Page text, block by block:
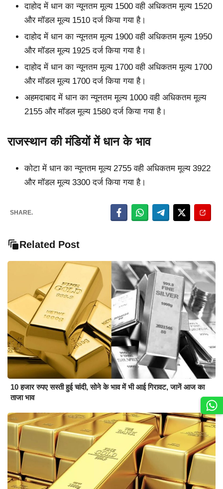
दाहोद में धान का न्यूनतम मूल्य 1500 वही अधिकतम मूल्य 1520
और मॉडल मूल्य 1510 दर्ज किया गया है।
दाहोद में धान का न्यूनतम मूल्य 1900 वही अधिकतम मूल्य 1950
और मॉडल मूल्य 1925 दर्ज किया गया है।
दाहोद में धान का न्यूनतम मूल्य 1700 वही अधिकतम मूल्य 1700
और मॉडल मूल्य 1700 दर्ज किया गया है।
अहमदाबाद में धान का न्यूनतम मूल्य 1000 वही अधिकतम मूल्य
2155 और मॉडल मूल्य 1580 दर्ज किया गया है।
राजस्थान की मंडियों में धान के भाव
कोटा में धान का न्यूनतम मूल्य 2755 वही अधिकतम मूल्य 3922
और मॉडल मूल्य 3300 दर्ज किया गया है।
SHARE.
Related Post
10 हजार रुपए सस्ती हुई चांदी, सोने के भाव में भी आई गिरावट, जानें आज का
ताजा भाव